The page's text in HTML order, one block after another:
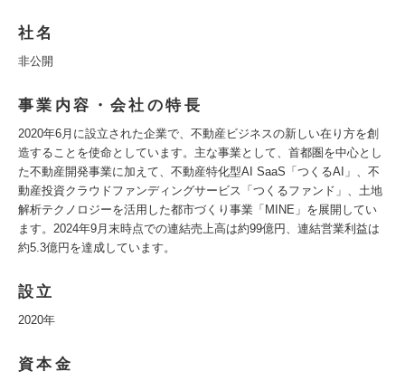
社名
非公開
事業内容・会社の特長
2020年6月に設立された企業で、不動産ビジネスの新しい在り方を創
造することを使命としています。主な事業として、首都圏を中心とし
た不動産開発事業に加えて、不動産特化型AI SaaS「つくるAI」、不
動産投資クラウドファンディングサービス「つくるファンド」、土地
解析テクノロジーを活用した都市づくり事業「MINE」を展開してい
ます。2024年9月末時点での連結売上高は約99億円、連結営業利益は
約5.3億円を達成しています。
設立
2020年
資本金